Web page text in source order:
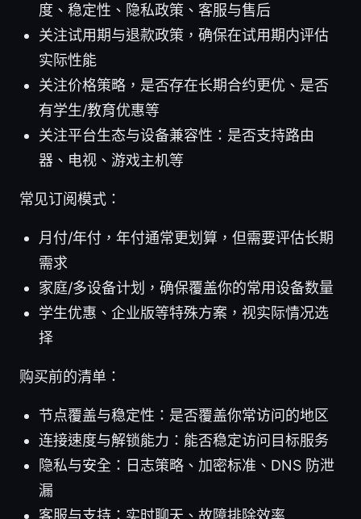
度、稳定性、隐私政策、客服与售后
关注试用期与退款政策，确保在试用期内评估
实际性能
关注价格策略，是否存在长期合约更优、是否
有学生/教育优惠等
关注平台生态与设备兼容性：是否支持路由
器、电视、游戏主机等
常见订阅模式：
月付/年付，年付通常更划算，但需要评估长期
需求
家庭/多设备计划，确保覆盖你的常用设备数量
学生优惠、企业版等特殊方案，视实际情况选
择
购买前的清单：
节点覆盖与稳定性：是否覆盖你常访问的地区
连接速度与解锁能力：能否稳定访问目标服务
隐私与安全：日志策略、加密标准、DNS 防泄
漏
客服与支持：实时聊天、故障排除效率